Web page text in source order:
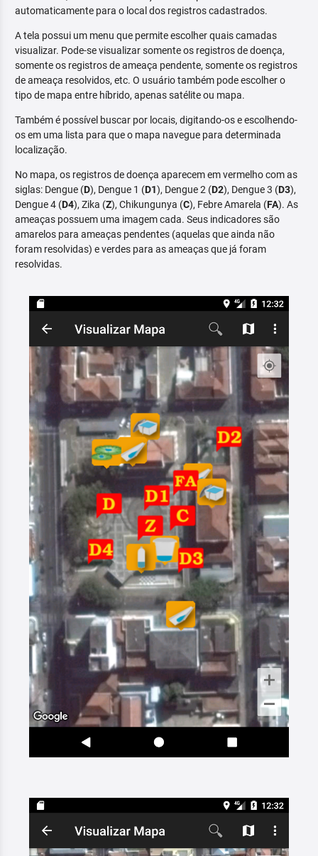
automaticamente para o local dos registros cadastrados.
A tela possui um menu que permite escolher quais camadas
visualizar. Pode-se visualizar somente os registros de doença,
somente os registros de ameaça pendente, somente os registros
de ameaça resolvidos, etc. O usuário também pode escolher o
tipo de mapa entre híbrido, apenas satélite ou mapa.
Também é possível buscar por locais, digitando-os e escolhendo-
os em uma lista para que o mapa navegue para determinada
localização.
No mapa, os registros de doença aparecem em vermelho com as
siglas: Dengue (D), Dengue 1 (D1), Dengue 2 (D2), Dengue 3 (D3),
Dengue 4 (D4), Zika (Z), Chikungunya (C), Febre Amarela (FA). As
ameaças possuem uma imagem cada. Seus indicadores são
amarelos para ameaças pendentes (aquelas que ainda não
foram resolvidas) e verdes para as ameaças que já foram
resolvidas.